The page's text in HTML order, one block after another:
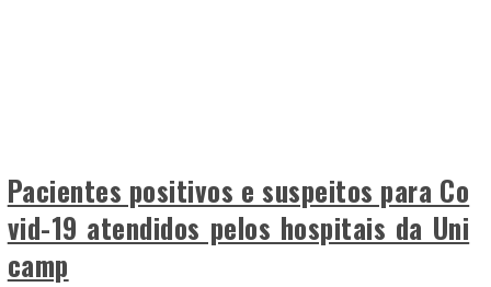
Pacientes positivos e suspeitos para Co
vid-19 atendidos pelos hospitais da Uni
camp